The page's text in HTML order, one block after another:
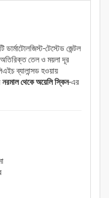
ডার্মাটোলজিস্ট-টেস্টেড জেন্টল
তেল ও ময়লা দূর
ব্যালান্সড হওয়ায়
নরমাল থেকে অয়েলি স্কিন-এর